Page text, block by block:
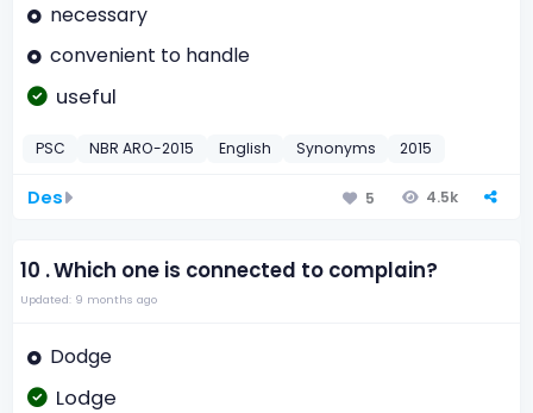
necessary
convenient to handle
useful
PSC NBR ARO-2015 English Synonyms 2015
Des 5 4.5k
10 .Which one is connected to complain?
Updated: 9 months ago
Dodge
Lodge